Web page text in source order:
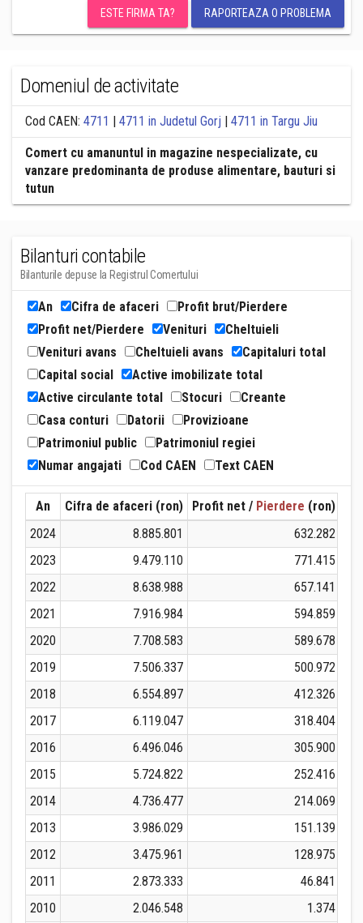
ESTE FIRMA TA? RAPORTEAZA O PROBLEMA
Domeniul de activitate
Cod CAEN: 4711 | 4711 in Judetul Gorj | 4711 in Targu Jiu
Comert cu amanuntul in magazine nespecializate, cu
vanzare predominanta de produse alimentare, bauturi si
tutun
Bilanturi contabile
Bilanturile depuse la Registrul Comertului
An Cifra de afaceri
Profit brut/Pierdere
Profit net/Pierdere
Venituri
Cheltuieli
Venituri avans
Cheltuieli avans
Capitaluri total
Capital social
Active imobilizate total
Active circulante total
Stocuri
Creante
Casa conturi
Datorii
Provizioane
Patrimoniul public
Patrimoniul regiei
Numar angajati
Cod CAEN Text CAEN
An Cifra de afaceri (ron) Profit net / Pierdere (ron)
2024
8.885.801
632.282
2023
9.479.110
771.415
2022
8.638.988
657.141
2021
7.916.984
594.859
2020
7.708.583
589.678
2019
7.506.337
500.972
2018
6.554.897
412.326
2017
6.119.047
318.404
2016
6.496.046
305.900
2015
5.724.822
252.416
2014
4.736.477
214.069
2013
3.986.029
151.139
2012
3.475.961
128.975
2011
2.873.333
46.841
2010
2.046.548
1.374